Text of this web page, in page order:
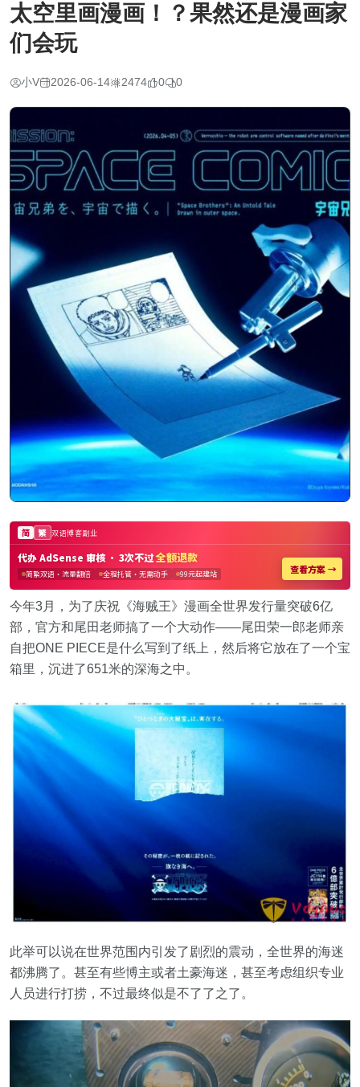
太空里画漫画！？果然还是漫画家
们会玩
小V 2026-06-14 2474 0 0
今年3月，为了庆祝《海贼王》漫画全世界发行量突破6亿
部，官方和尾田老师搞了一个大动作——尾田荣一郎老师亲
自把ONE PIECE是什么写到了纸上，然后将它放在了一个宝
箱里，沉进了651米的深海之中。
此举可以说在世界范围内引发了剧烈的震动，全世界的海迷
都沸腾了。甚至有些博主或者土豪海迷，甚至考虑组织专业
人员进行打捞，不过最终似是不了了之了。